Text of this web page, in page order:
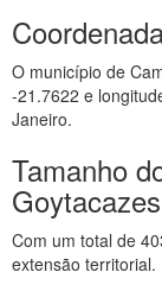
O município de
-21.7622 e
Janeiro.
Tamanho
Goytacazes
Com um total de
extensão territorial.